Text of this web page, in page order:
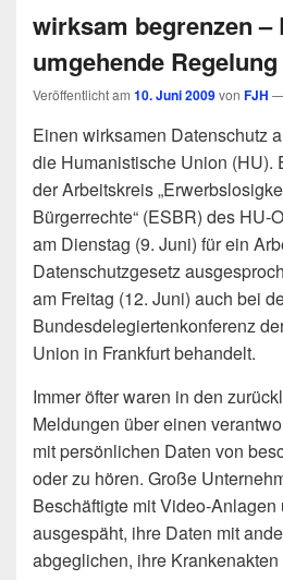
wirksam begrenzen –
umgehende Regelung
Veröffentlicht am 10. Juni 2009von FJH
Einen wirksamen Datenschutz
die Humanistische Union (HU).
der Arbeitskreis
Bürgerrechte“ (ESBR) des HU-
am Dienstag (9. Juni) für ein
Datenschutzgesetz
am Freitag (12. Juni) auch bei
Bundesdelegiertenkonferenz
Union in Frankfurt behandelt.
Immer öfter waren in den
Meldungen über einen
mit persönlichen Daten von
oder zu hören. Große
Beschäftigte mit Video-Anlagen
ausgespäht, ihre Daten mit
abgeglichen, ihre